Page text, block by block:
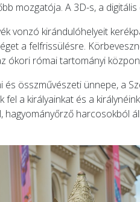
mozgatója. A 3D-s, a
vonzó kirándulóhelyeit
a felfrissülésre.
ókori római tartományi
összművészeti ünnepe, a
fel a királyainkat és a
hagyományőrző harcosokból